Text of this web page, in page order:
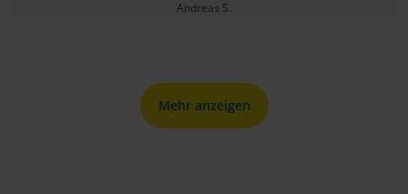
Andreas S.
Mehr anzeigen